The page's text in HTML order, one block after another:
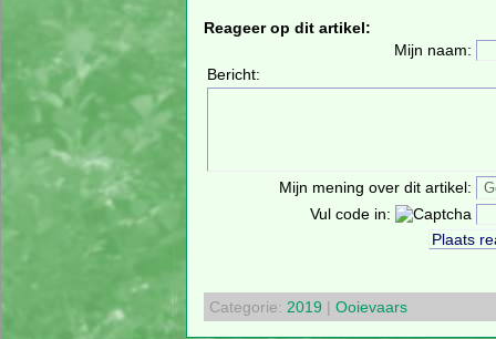
Reageer op dit artikel:
Mijn naam:
Bericht:
Mijn mening over dit artikel:
Vul code in:
Categorie: 2019 | Ooievaars